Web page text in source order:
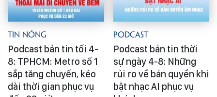
Tin Nóng
Podcast bản tin tối 4-
8: TPHCM: Metro số 1
sắp tăng chuyến, kéo
dài thời gian phục vụ
Podcast
Podcast bản tin thời
sự ngày 4-8: Những
rủi ro về bản quyền khi
bật nhạc AI phục vụ